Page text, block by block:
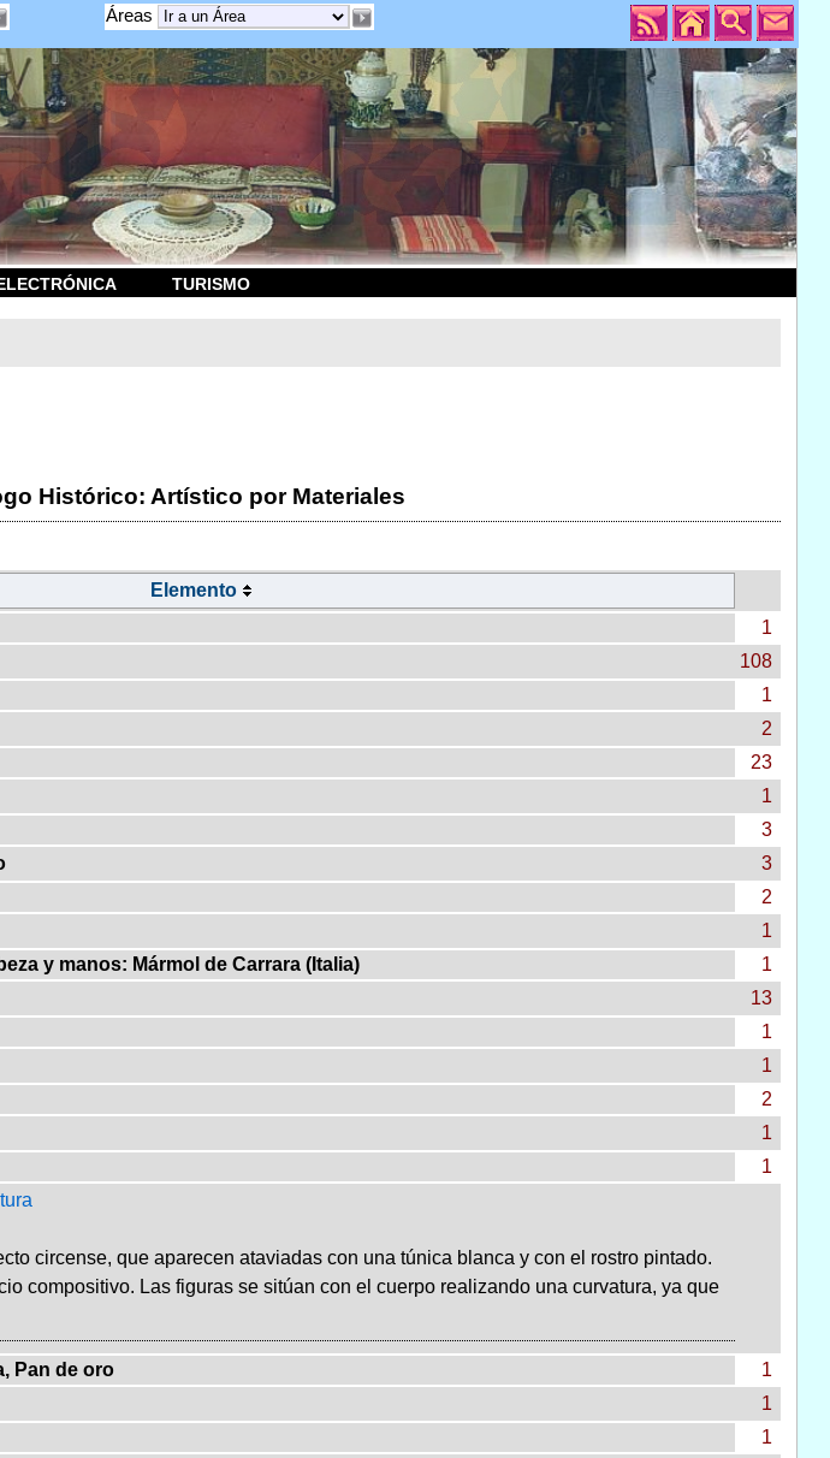
Áreas
TURISMO
Histórico: Artístico por Materiales
Elemento
1
108
1
2
23
1
3
3
2
1
y manos: Mármol de Carrara (Italia)
1
13
1
1
2
1
1
circense, que aparecen ataviadas con una túnica blanca y con el rostro pintado.
compositivo. Las figuras se sitúan con el cuerpo realizando una curvatura, ya que
Pan de oro
1
1
1